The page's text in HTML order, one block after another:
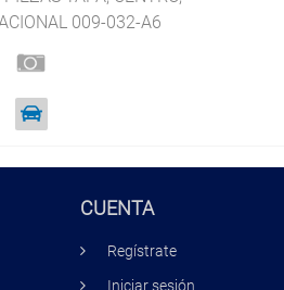
009-032-A6
CUENTA
Regístrate
Iniciar sesión